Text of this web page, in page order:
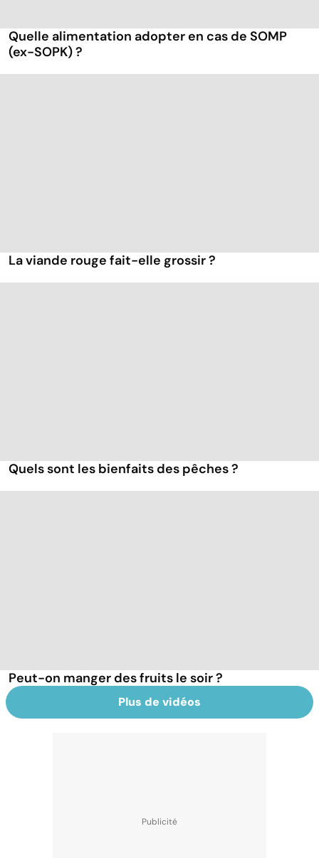
Quelle alimentation adopter en cas de SOMP
(ex-SOPK) ?
La viande rouge fait-elle grossir ?
Quels sont les bienfaits des pêches ?
Peut-on manger des fruits le soir ?
Plus de vidéos